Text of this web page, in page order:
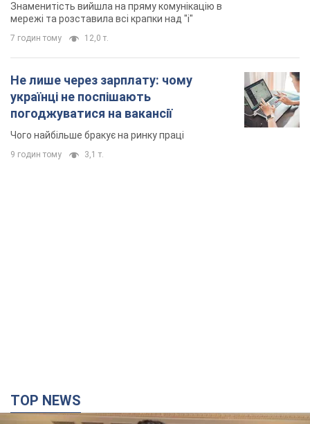
Знаменитість вийшла на пряму комунікацію в
мережі та розставила всі крапки над "і"
7 годин тому 12,0 т.
Не лише через зарплату: чому
українці не поспішають
погоджуватися на вакансії
Чого найбільше бракує на ринку праці
9 годин тому 3,1 т.
TOP NEWS